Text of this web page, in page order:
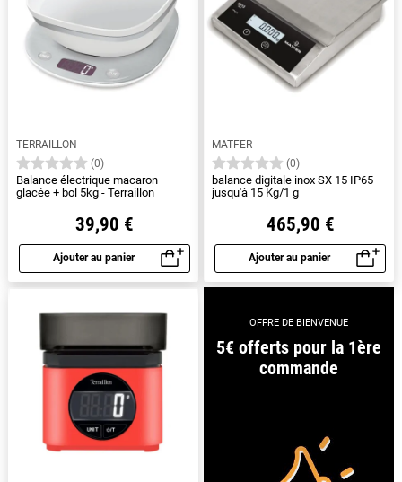
TERRAILLON
(0)
Balance électrique macaron
glacée + bol 5kg - Terraillon
39,90 €
Ajouter au panier
Aperçu rapide
MATFER
(0)
balance digitale inox SX 15 IP65
jusqu'à 15 Kg/1 g
465,90 €
Ajouter au panier
Aperçu rapide
OFFRE DE BIENVENUE
5€ offerts pour la 1ère
commande